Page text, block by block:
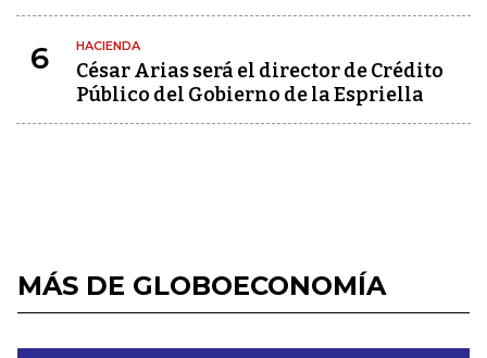
6 HACIENDA
César Arias será el director de Crédito
Público del Gobierno de la Espriella
MÁS DE GLOBOECONOMÍA